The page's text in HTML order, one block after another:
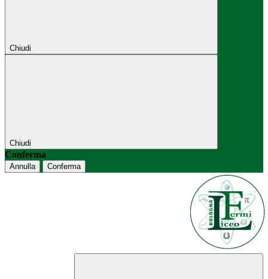
Chiudi
Chiudi
Conferma
Annulla Conferma